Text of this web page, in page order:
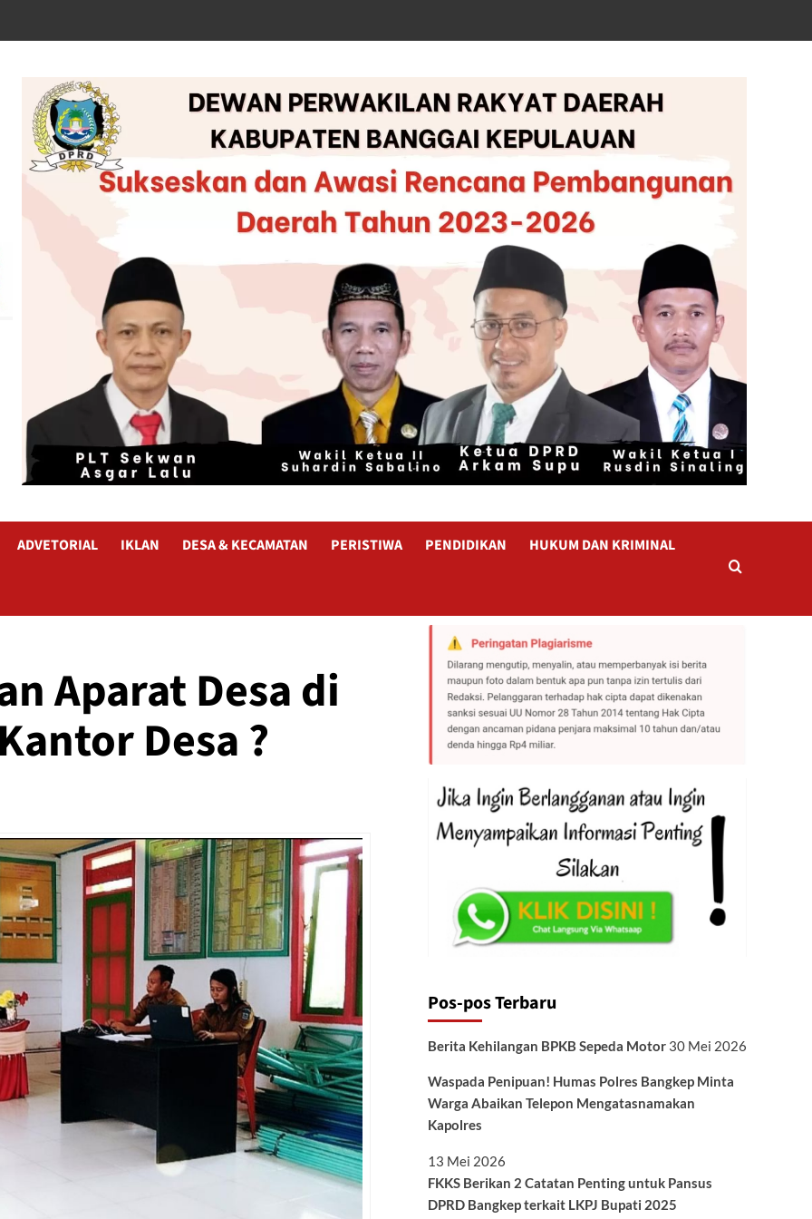
ADVETORIAL IKLAN DESA & KECAMATAN PERISTIWA PENDIDIKAN HUKUM DAN KRIMINAL
Aparat Desa di
Desa ?
Pos-pos Terbaru
Berita Kehilangan BPKB Sepeda Motor 30 Mei 2026
Waspada Penipuan! Humas Polres Bangkep Minta
Warga Abaikan Telepon Mengatasnamakan
Kapolres
13 Mei 2026
FKKS Berikan 2 Catatan Penting untuk Pansus
DPRD Bangkep terkait LKPJ Bupati 2025